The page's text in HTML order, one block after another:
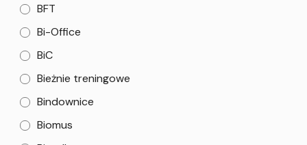
BFT
Bi-Office
BiC
Bieżnie treningowe
Bindownice
Biomus